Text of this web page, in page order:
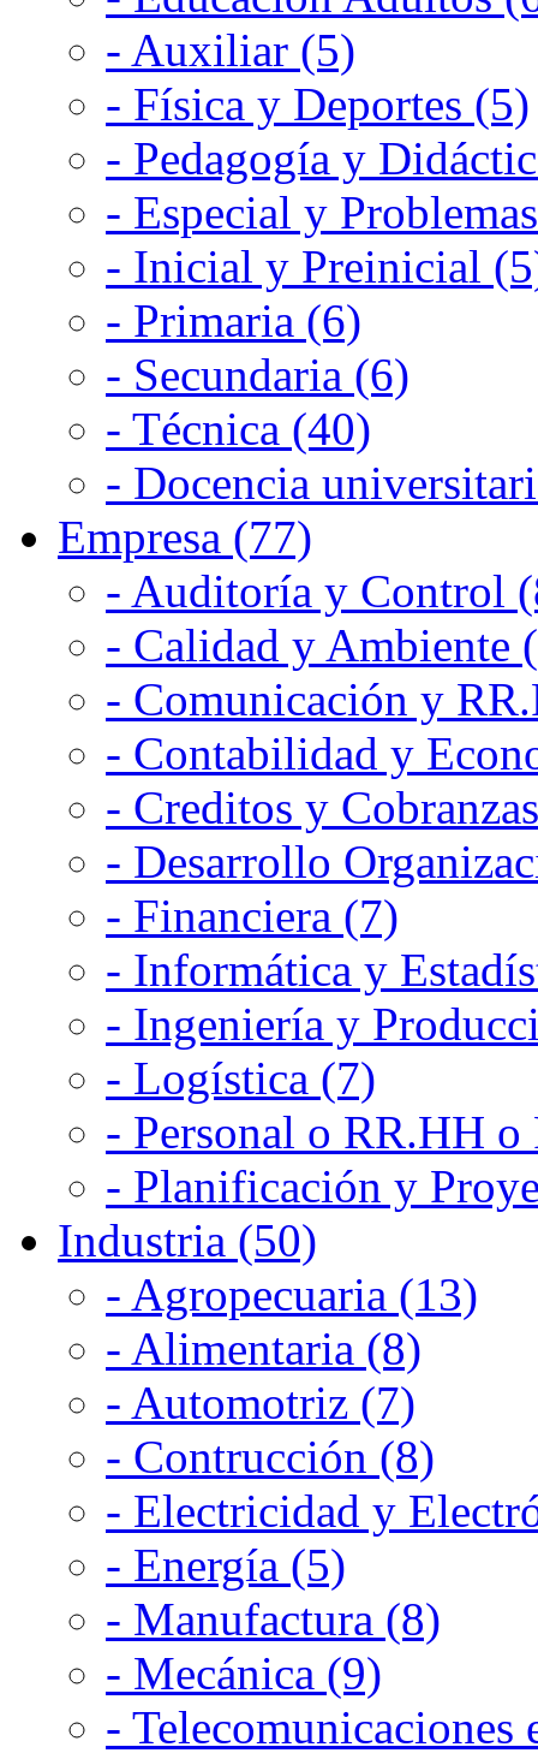
- Auxiliar (5)
- Física y Deportes (5)
- Pedagogía y
- Especial y
- Inicial y Preinicial
- Primaria (6)
- Secundaria (6)
- Técnica (40)
- Docencia
Empresa (77)
- Auditoría y Control
- Calidad y Ambiente
- Comunicación y
- Contabilidad y
- Creditos y
- Desarrollo
- Financiera (7)
- Informática y
- Ingeniería y
- Logística (7)
- Personal o RR.HH
- Planificación y
Industria (50)
- Agropecuaria (13)
- Alimentaria (8)
- Automotriz (7)
- Contrucción (8)
- Electricidad y
- Energía (5)
- Manufactura (8)
- Mecánica (9)
-